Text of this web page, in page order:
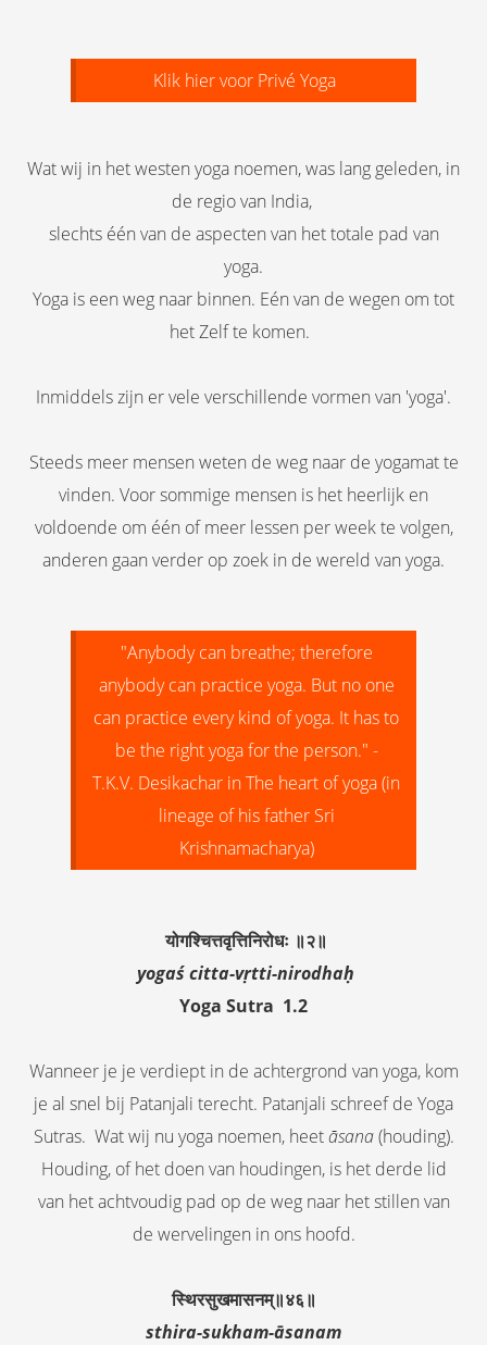
Klik hier voor Privé Yoga
Wat wij in het westen yoga noemen, was lang geleden, in
de regio van India,
slechts één van de aspecten van het totale pad van
yoga.
Yoga is een weg naar binnen. Eén van de wegen om tot
het Zelf te komen.
Inmiddels zijn er vele verschillende vormen van 'yoga'.
Steeds meer mensen weten de weg naar de yogamat te
vinden. Voor sommige mensen is het heerlijk en
voldoende om één of meer lessen per week te volgen,
anderen gaan verder op zoek in de wereld van yoga.
"Anybody can breathe; therefore
anybody can practice yoga. But no one
can practice every kind of yoga. It has to
be the right yoga for the person." -
T.K.V. Desikachar in The heart of yoga (in
lineage of his father Sri
Krishnamacharya)
योगश्चित्तवृत्तिनिरोधः ॥२॥
yogaś citta-vṛtti-nirodhaḥ
Yoga Sutra 1.2
Wanneer je je verdiept in de achtergrond van yoga, kom
je al snel bij Patanjali terecht. Patanjali schreef de Yoga
Sutras. Wat wij nu yoga noemen, heetāsana(houding).
Houding, of het doen van houdingen, is het derde lid
van het achtvoudig pad op de weg naar het stillen van
de wervelingen in ons hoofd.
स्थिरसुखमासनम्॥४६॥
sthira-sukham-āsanam